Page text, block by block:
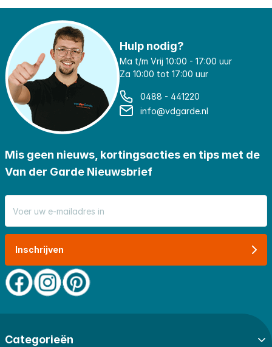
Hulp nodig?
Ma t/m Vrij 10:00 - 17:00 uur
Za 10:00 tot 17:00 uur
0488 - 441220
info@vdgarde.nl
Mis geen nieuws, kortingsacties en tips met de
Van der Garde Nieuwsbrief
Inschrijven
Categorieën